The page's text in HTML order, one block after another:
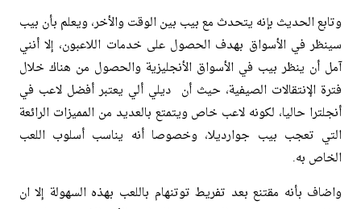
وتابع الحديث بإنه يتحدث مع بيب بين الوقت والأخر، ويعلم بأن بيب
سينظر في الأسواق بهدف الحصول على خدمات اللاعبون، إلا أنني
آمل أن ينظر بيب في الأسواق الأنجليزية والحصول من هناك خلال
فترة الإنتقالات الصيفية، حيث أن ديلي ألي يعتبر أفضل لاعب في
أنجلترا حاليا، لكونه لاعب خاص ويتمتع بالعديد من المميزات الرائعة
التي تعجب بيب جوارديلا، وخصوصا أنه يناسب أسلوب اللعب
الخاص به.
واضاف بأنه مقتنع بعد تفريط توتنهام باللعب بهذه السهولة إلا ان